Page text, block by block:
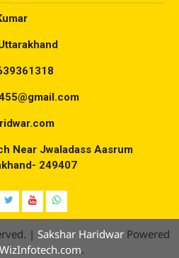
Near Jwaladass Aasrum
249407
TwitterYouTubeWhatsap
| Sakshar HaridwarPowered
.